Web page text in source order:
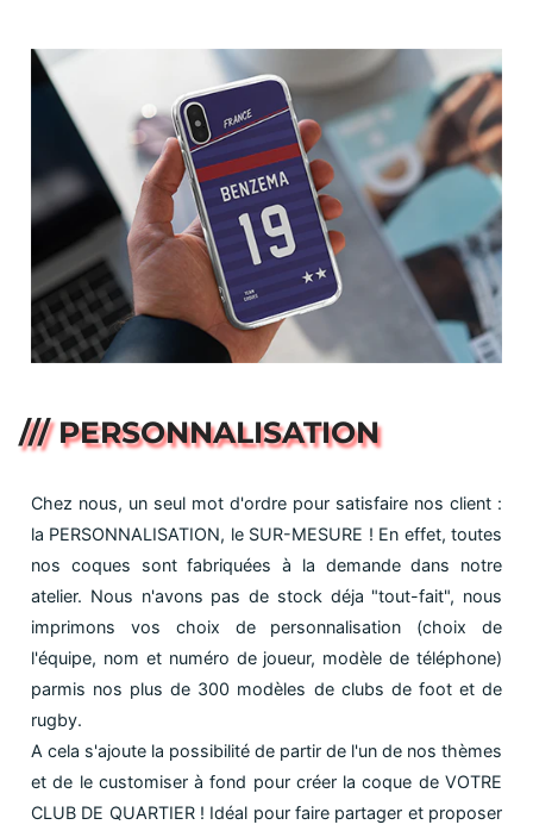
/// PERSONNALISATION
Chez nous, un seul mot d'ordre pour satisfaire nos client :
la PERSONNALISATION, le SUR-MESURE ! En effet, toutes
nos coques sont fabriquées à la demande dans notre
atelier. Nous n'avons pas de stock déja "tout-fait", nous
imprimons vos choix de personnalisation (choix de
l'équipe, nom et numéro de joueur, modèle de téléphone)
parmis nos plus de 300 modèles de clubs de foot et de
rugby.
A cela s'ajoute la possibilité de partir de l'un de nos thèmes
et de le customiser à fond pour créer la coque de VOTRE
CLUB DE QUARTIER ! Idéal pour faire partager et proposer